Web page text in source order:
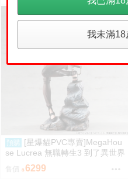
預購
[星爆貓PVC專賣]MegaHou
se Lucrea 無職轉生3 到了異世界
就拿出真本事 艾莉絲·伯雷亞斯·
格雷拉特 預計2027/06到貨
6299
我未滿18